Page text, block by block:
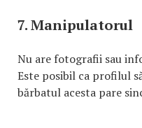
7. Manipulatorul
Nu are fotografii sau
Este posibil ca profilul
bărbatul acesta pare